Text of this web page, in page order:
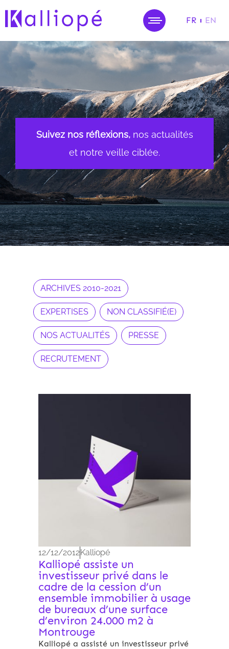
FR EN
Suivez nos réflexions, nos actualités
et notre veille ciblée.
ARCHIVES 2010-2021
EXPERTISES NON CLASSIFIÉ(E)
NOS ACTUALITÉS PRESSE
RECRUTEMENT
12/12/2012Kalliopé
Kalliopé assiste un
investisseur privé dans le
cadre de la cession d’un
ensemble immobilier à usage
de bureaux d’une surface
d’environ 24.000 m2 à
Montrouge
Kalliopé a assisté un investisseur privé